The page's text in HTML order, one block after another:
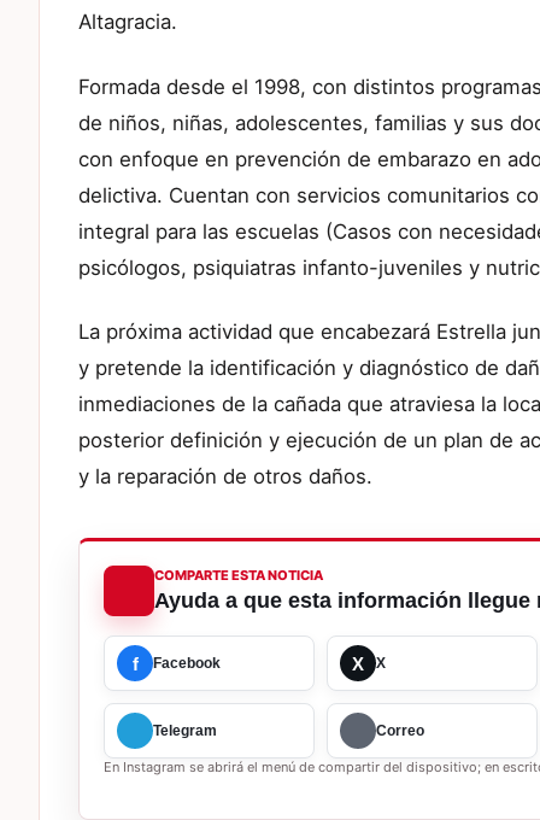
Altagracia.
Formada desde el 1998, con distintos
de niños, niñas, adolescentes, familias y sus
con enfoque en prevención de embarazo en
delictiva. Cuentan con servicios comunitarios
integral para las escuelas (Casos con
psicólogos, psiquiatras infanto-juveniles y
La próxima actividad que encabezará Estrella
y pretende la identificación y diagnóstico de
inmediaciones de la cañada que atraviesa la
posterior definición y ejecución de un plan de
y la reparación de otros daños.
COMPARTE ESTA NOTICIA
Ayuda a que esta información llegue
f Facebook X X
Telegram Correo
En Instagram se abrirá el menú de compartir del dispositivo; en